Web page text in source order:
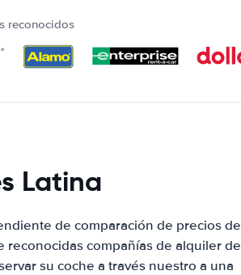
reconocidos
Latina
de comparación de precios de
reconocidas compañías de alquiler de
su coche a través nuestro a una